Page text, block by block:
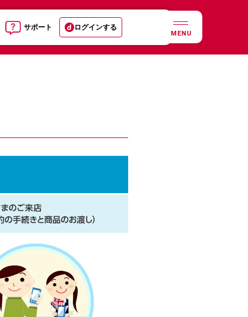
サポート ログインする
MENU